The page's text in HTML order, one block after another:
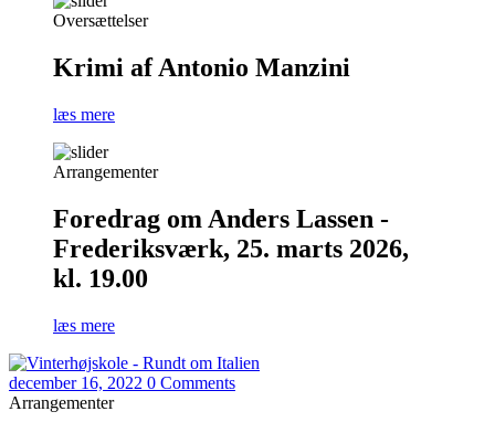
Oversættelser
Krimi af Antonio Manzini
læs mere
Arrangementer
Foredrag om Anders Lassen -
Frederiksværk, 25. marts 2026,
kl. 19.00
læs mere
december 16, 2022 0 Comments
Arrangementer